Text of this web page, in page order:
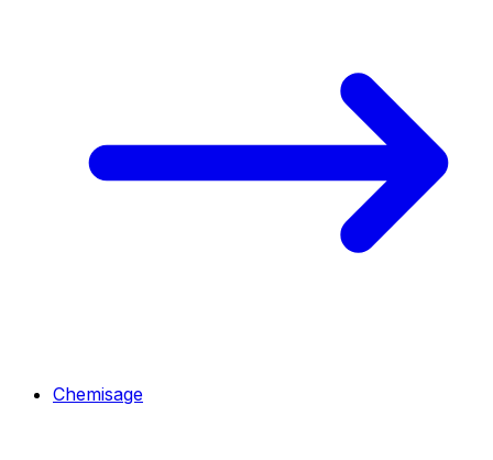
Chemisage